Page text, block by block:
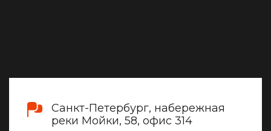
Санкт-Петербург, набережная
реки Мойки, 58, офис 314